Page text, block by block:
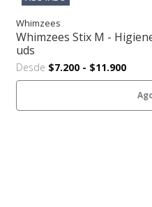
Whimzees
Whimzees Stix M -
uds
Desde $7.200 - $11.900